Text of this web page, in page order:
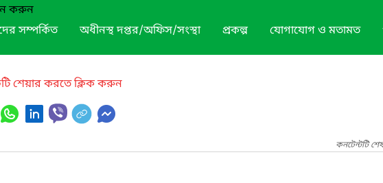
করুন
সম্পর্কিত
অধীনস্থ দপ্তর/অফিস/সংস্থা প্রকল্প যোগাযোগ ও মতামত
শেয়ার করতে ক্লিক করুন
কনটেন্টটি